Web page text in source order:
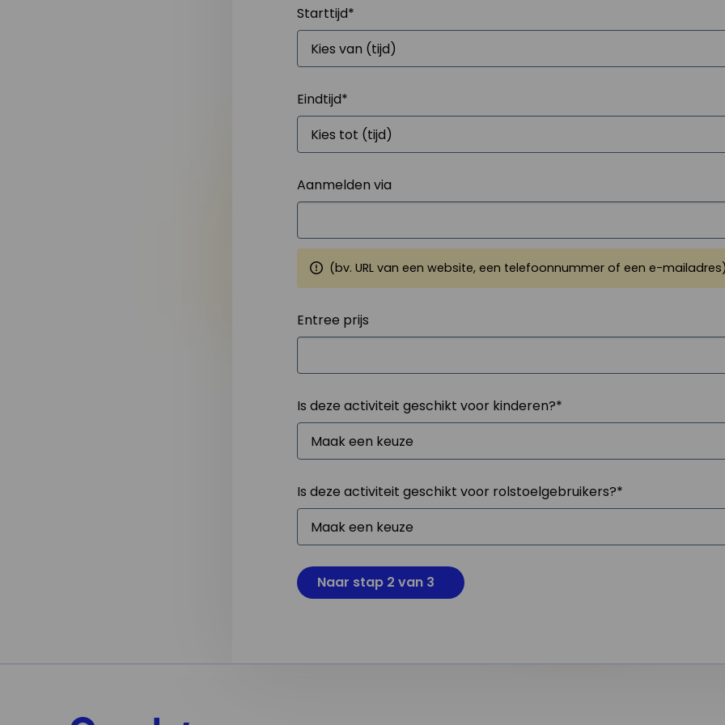
Starttijd*
Eindtijd*
Aanmelden via
(bv. URL van een website, een telefoonnummer of een e-
Entree prijs
Is deze activiteit geschikt voor kinderen?*
Is deze activiteit geschikt voor rolstoelgebruikers?*